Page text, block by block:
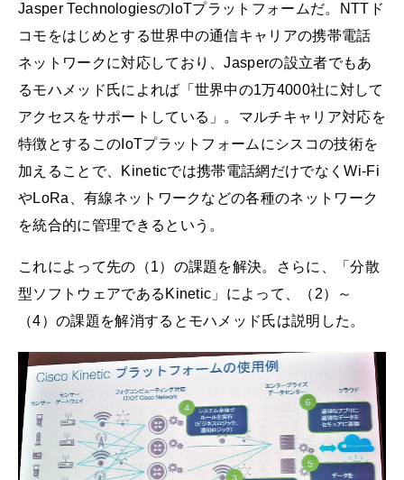
Jasper TechnologiesのIoTプラットフォームだ。NTTド
コモをはじめとする世界中の通信キャリアの携帯電話
ネットワークに対応しており、Jasperの設立者でもあ
るモハメッド氏によれば「世界中の1万4000社に対して
アクセスをサポートしている」。マルチキャリア対応を
特徴とするこのIoTプラットフォームにシスコの技術を
加えることで、Kineticでは携帯電話網だけでなくWi-Fi
やLoRa、有線ネットワークなどの各種のネットワーク
を統合的に管理できるという。
これによって先の（1）の課題を解決。さらに、「分散
型ソフトウェアであるKinetic」によって、（2）～
（4）の課題を解消するとモハメッド氏は説明した。